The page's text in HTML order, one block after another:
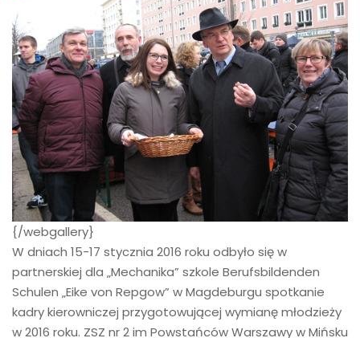
{/webgallery}
W dniach 15-17 stycznia 2016 roku odbyło się w
partnerskiej dla „Mechanika” szkole Berufsbildenden
Schulen „Eike von Repgow” w Magdeburgu spotkanie
kadry kierowniczej przygotowującej wymianę młodzieży
w 2016 roku. ZSZ nr 2 im Powstańców Warszawy w Mińsku